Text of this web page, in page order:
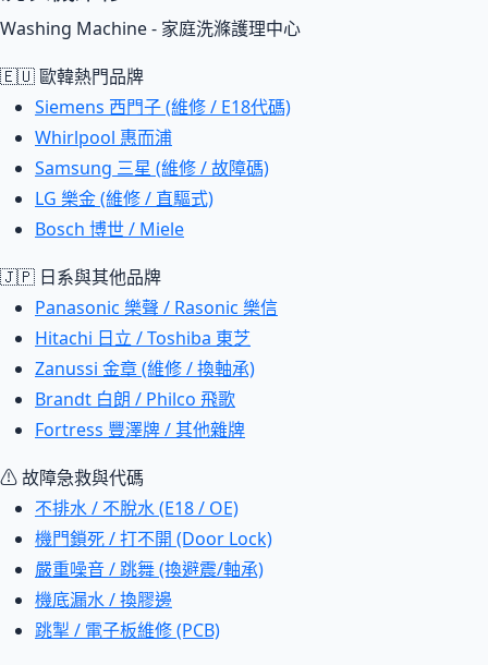
Washing Machine - 家庭洗滌護理中心
🇪🇺 歐韓熱門品牌
Siemens 西門子 (維修 / E18代碼)
Whirlpool 惠而浦
Samsung 三星 (維修 / 故障碼)
LG 樂金 (維修 / 直驅式)
Bosch 博世 / Miele
🇯🇵 日系與其他品牌
Panasonic 樂聲 / Rasonic 樂信
Hitachi 日立 / Toshiba 東芝
Zanussi 金章 (維修 / 換軸承)
Brandt 白朗 / Philco 飛歌
Fortress 豐澤牌 / 其他雜牌
⚠ 故障急救與代碼
不排水 / 不脫水 (E18 / OE)
機門鎖死 / 打不開 (Door Lock)
嚴重噪音 / 跳舞 (換避震/軸承)
機底漏水 / 換膠邊
跳掣 / 電子板維修 (PCB)